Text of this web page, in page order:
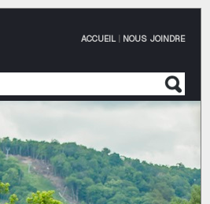
ACCUEIL| NOUS JOINDRE